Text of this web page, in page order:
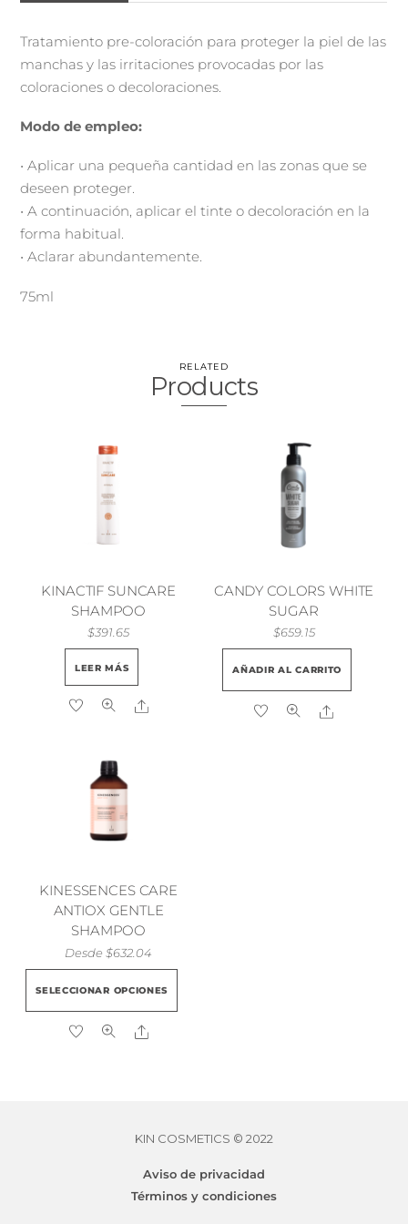
Tratamiento pre-coloración para proteger la piel de las
manchas y las irritaciones provocadas por las
coloraciones o decoloraciones.
Modo de empleo:
• Aplicar una pequeña cantidad en las zonas que se
deseen proteger.
• A continuación, aplicar el tinte o decoloración en la
forma habitual.
• Aclarar abundantemente.
75ml
RELATED
Products
KINACTIF SUNCARE
SHAMPOO
$391.65
LEER MÁS
Share
CANDY COLORS WHITE
SUGAR
$659.15
AÑADIR AL CARRITO
Share
KINESSENCES CARE
ANTIOX GENTLE
SHAMPOO
Desde $632.04
SELECCIONAR OPCIONES
se
elegir
en
Share
KIN COSMETICS © 2022
Aviso de privacidad
Términos y condiciones